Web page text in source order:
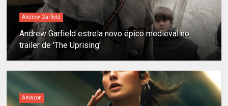
Andrew Garfield
Andrew Garfield estrela novo épico medieval no
trailer de 'The Uprising'
Amazon